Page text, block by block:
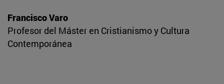
Francisco Varo
Profesor del Máster en Cristianismo y Cultura
Contemporánea